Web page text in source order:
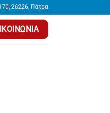
26226, Πάτρα